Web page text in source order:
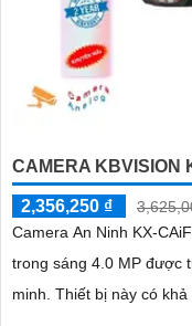
CAMERA KBVISION
2,356,250 ₫
Camera An Ninh KX-
trong sáng 4.0 MP được
minh. Thiết bị này có